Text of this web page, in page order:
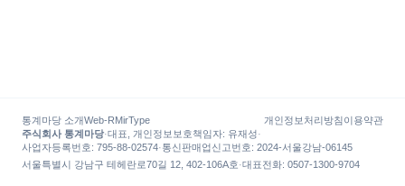
통계마당 소개Web-RMirType 개인정보처리방침이용약관
주식회사 통계마당·대표, 개인정보보호책임자: 유재성·
사업자등록번호: 795-88-02574·통신판매업신고번호: 2024-서울강남-06145
서울특별시 강남구 테헤란로70길 12, 402-106A호·대표전화: 0507-1300-9704